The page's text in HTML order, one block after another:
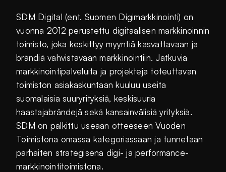
SDM Digital (ent. Suomen Digimarkkinointi) on
vuonna 2012 perustettu digitaalisen markkinoinnin
toimisto, joka keskittyy myyntiä kasvattavaan ja
brändiä vahvistavaan markkinointiin. Jatkuvia
markkinointipalveluita ja projekteja toteuttavan
toimiston asiakaskuntaan kuuluu useita
suomalaisia suuryrityksiä, keskisuuria
haastajabrändejä sekä kansainvälisiä yrityksiä.
SDM on palkittu useaan otteeseen Vuoden
Toimistona omassa kategoriassaan ja tunnetaan
parhaiten strategisena digi- ja performance-
markkinointitoimistona.